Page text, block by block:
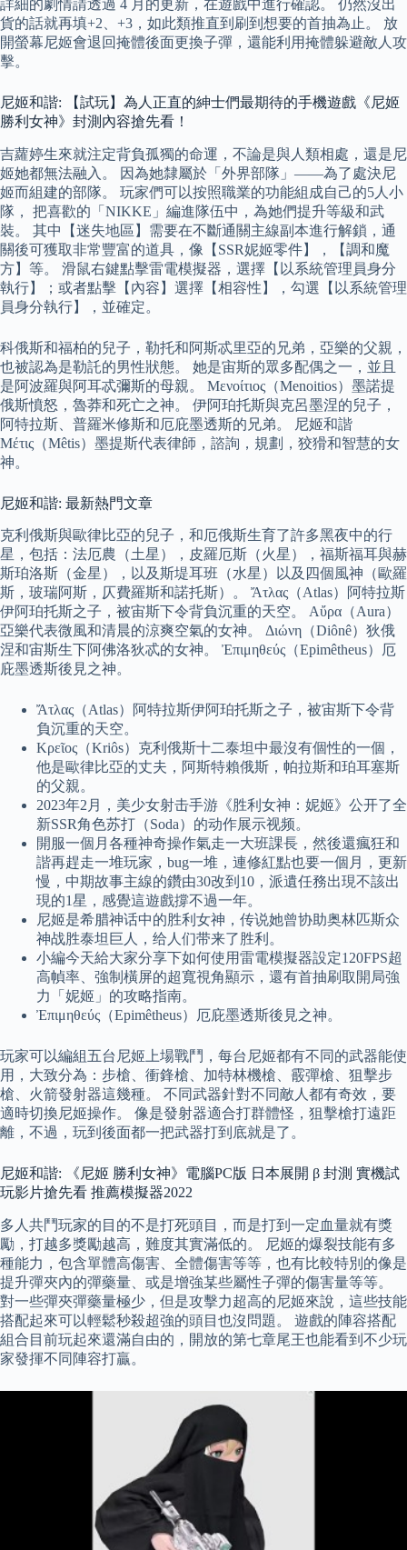
詳細的劇情請透過 4 月的更新，在遊戲中進行確認。 仍然沒出
貨的話就再填+2、+3，如此類推直到刷到想要的首抽為止。 放
開螢幕尼姬會退回掩體後面更換子彈，還能利用掩體躲避敵人攻
擊。
尼姬和諧: 【試玩】為人正直的紳士們最期待的手機遊戲《尼姬
勝利女神》封測內容搶先看！
吉蘿婷生來就注定背負孤獨的命運，不論是與人類相處，還是尼
姬她都無法融入。 因為她隸屬於「外界部隊」——為了處決尼
姬而組建的部隊。 玩家們可以按照職業的功能組成自己的5人小
隊， 把喜歡的「NIKKE」編進隊伍中，為她們提升等級和武
裝。 其中【迷失地區】需要在不斷通關主線副本進行解鎖，通
關後可獲取非常豐富的道具，像【SSR妮姬零件】，【調和魔
方】等。 滑鼠右鍵點擊雷電模擬器，選擇【以系統管理員身分
執行】；或者點擊【內容】選擇【相容性】，勾選【以系統管理
員身分執行】，並確定。
科俄斯和福柏的兒子，勒托和阿斯忒里亞的兄弟，亞樂的父親，
也被認為是勒託的男性狀態。 她是宙斯的眾多配偶之一，並且
是阿波羅與阿耳忒彌斯的母親。 Μενοίτιος（Menoitios）墨諾提
俄斯憤怒，魯莽和死亡之神。 伊阿珀托斯與克呂墨涅的兒子，
阿特拉斯、普羅米修斯和厄庇墨透斯的兄弟。 尼姬和諧
Μέτις（Mêtis）墨提斯代表律師，諮詢，規劃，狡猾和智慧的女
神。
尼姬和諧: 最新熱門文章
克利俄斯與歐律比亞的兒子，和厄俄斯生育了許多黑夜中的行
星，包括：法厄農（土星），皮羅厄斯（火星），福斯福耳與赫
斯珀洛斯（金星），以及斯堤耳班（水星）以及四個風神（歐羅
斯，玻瑞阿斯，仄費羅斯和諾托斯）。 Ἄτλας（Atlas）阿特拉斯
伊阿珀托斯之子，被宙斯下令背負沉重的天空。 Αὔρα（Aura）
亞樂代表微風和清晨的涼爽空氣的女神。 Διώνη（Diônê）狄俄
涅和宙斯生下阿佛洛狄忒的女神。 Ἐπιμηθεύς（Epimêtheus）厄
庇墨透斯後見之神。
Ἄτλας（Atlas）阿特拉斯伊阿珀托斯之子，被宙斯下令背
負沉重的天空。
Κρεῖος（Kriôs）克利俄斯十二泰坦中最沒有個性的一個，
他是歐律比亞的丈夫，阿斯特賴俄斯，帕拉斯和珀耳塞斯
的父親。
2023年2月，美少女射击手游《胜利女神：妮姬》公开了全
新SSR角色苏打（Soda）的动作展示视频。
開服一個月各種神奇操作氣走一大班課長，然後還瘋狂和
諧再趕走一堆玩家，bug一堆，連修紅點也要一個月，更新
慢，中期故事主線的鑽由30改到10，派遺任務出現不該出
現的1星，感覺這遊戲撐不過一年。
尼姬是希腊神话中的胜利女神，传说她曾协助奥林匹斯众
神战胜泰坦巨人，给人们带来了胜利。
小編今天給大家分享下如何使用雷電模擬器設定120FPS超
高幀率、強制橫屏的超寬視角顯示，還有首抽刷取開局強
力「妮姬」的攻略指南。
Ἐπιμηθεύς（Epimêtheus）厄庇墨透斯後見之神。
玩家可以編組五台尼姬上場戰鬥，每台尼姬都有不同的武器能使
用，大致分為：步槍、衝鋒槍、加特林機槍、霰彈槍、狙擊步
槍、火箭發射器這幾種。 不同武器針對不同敵人都有奇效，要
適時切換尼姬操作。 像是發射器適合打群體怪，狙擊槍打遠距
離，不過，玩到後面都一把武器打到底就是了。
尼姬和諧: 《尼姬 勝利女神》電腦PC版 日本展開 β 封測 實機試
玩影片搶先看 推薦模擬器2022
多人共鬥玩家的目的不是打死頭目，而是打到一定血量就有獎
勵，打越多獎勵越高，難度其實滿低的。 尼姬的爆裂技能有多
種能力，包含單體高傷害、全體傷害等等，也有比較特別的像是
提升彈夾內的彈藥量、或是增強某些屬性子彈的傷害量等等。
對一些彈夾彈藥量極少，但是攻擊力超高的尼姬來說，這些技能
搭配起來可以輕鬆秒殺超強的頭目也沒問題。 遊戲的陣容搭配
組合目前玩起來還滿自由的，開放的第七章尾王也能看到不少玩
家發揮不同陣容打贏。